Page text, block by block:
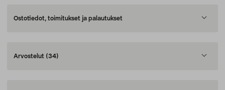
Ostotiedot, toimitukset ja palautukset
Arvostelut (34)